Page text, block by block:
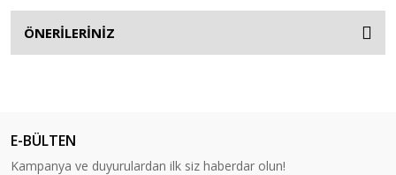
ÖNERİLERİNİZ
E-BÜLTEN
Kampanya ve duyurulardan ilk siz haberdar olun!